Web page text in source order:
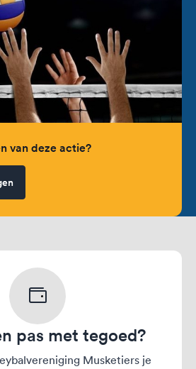
van deze actie?
pas met tegoed?
Musketiers je